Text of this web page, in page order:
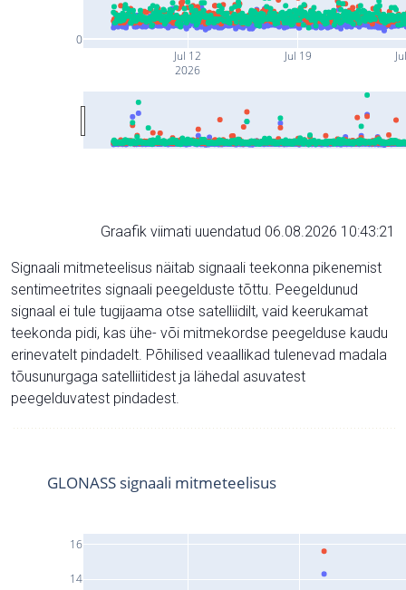
Jul 12
2026
Jul 19
0
Graafik viimati uuendatud 06.08.2026 10:43:21
Signaali mitmeteelisus näitab signaali teekonna pikenemist
sentimeetrites signaali peegelduste tõttu. Peegeldunud
signaal ei tule tugijaama otse satelliidilt, vaid keerukamat
teekonda pidi, kas ühe- või mitmekordse peegelduse kaudu
erinevatelt pindadelt. Põhilised veaallikad tulenevad madala
tõusunurgaga satelliitidest ja lähedal asuvatest
peegelduvatest pindadest.
14
16
GLONASS signaali mitmeteelisus